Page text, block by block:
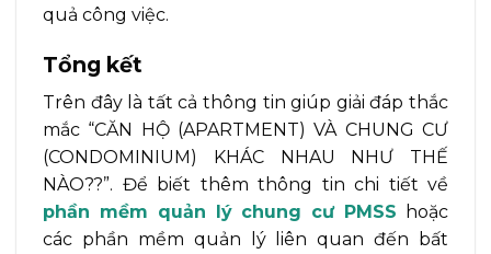
quả công việc.
Tổng kết
Trên đây là tất cả thông tin giúp giải đáp thắc
mắc “CĂN HỘ (APARTMENT) VÀ CHUNG CƯ
(CONDOMINIUM) KHÁC NHAU NHƯ THẾ
NÀO??”. Để biết thêm thông tin chi tiết về
phần mềm quản lý chung cư PMSS hoặc
các phần mềm quản lý liên quan đến bất